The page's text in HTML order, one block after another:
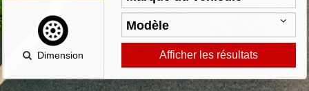
Dimension Afficher les résultats